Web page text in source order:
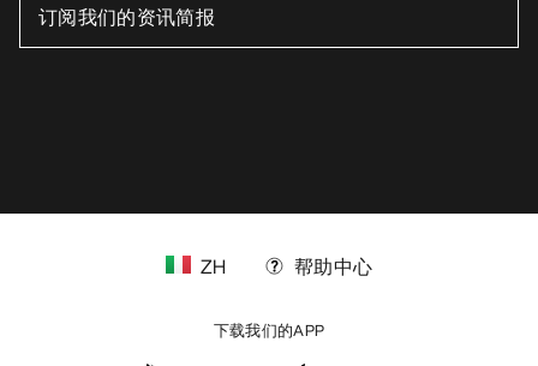
ZH 帮助中心
下载我们的APP